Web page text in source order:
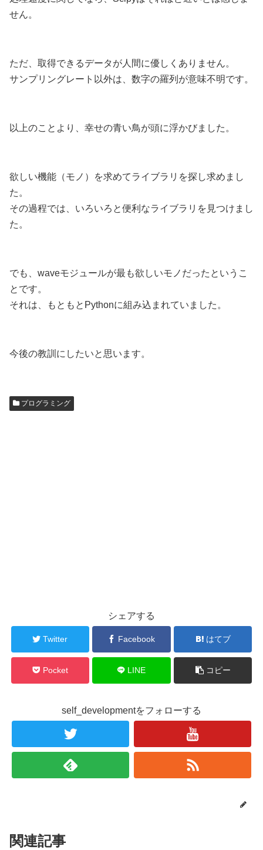
せん。
ただ、取得できるデータが人間に優しくありません。
サンプリングレート以外は、数字の羅列が意味不明です。
以上のことより、幸せの青い鳥が頭に浮かびました。
欲しい機能（モノ）を求めてライブラリを探し求めまし
た。
その過程では、いろいろと便利なライブラリを見つけまし
た。
でも、waveモジュールが最も欲しいモノだったというこ
とです。
それは、もともとPythonに組み込まれていました。
今後の教訓にしたいと思います。
プログラミング
シェアする
Twitter Facebook はてブ
Pocket LINE コピー
self_developmentをフォローする
関連記事